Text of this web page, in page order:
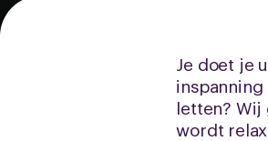
Je doet je
letten? Wij
wordt